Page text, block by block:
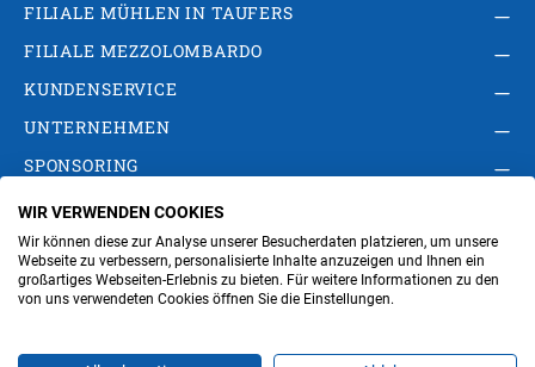
FILIALE MÜHLEN IN TAUFERS
FILIALE MEZZOLOMBARDO
KUNDENSERVICE
UNTERNEHMEN
SPONSORING
AGB Privacy Policy
Impressum
Cookie-Einstellungen ändern
Verwaltung
WIR VERWENDEN COOKIES
Wir können diese zur Analyse unserer Besucherdaten platzieren, um unsere
Webseite zu verbessern, personalisierte Inhalte anzuzeigen und Ihnen ein
großartiges Webseiten-Erlebnis zu bieten. Für weitere Informationen zu den
von uns verwendeten Cookies öffnen Sie die Einstellungen.